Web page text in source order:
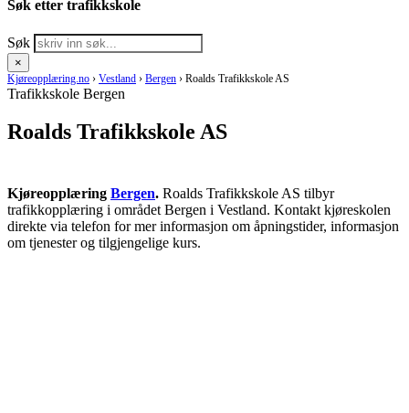
Søk etter trafikkskole
Søk
×
Kjøreopplæring.no › Vestland › Bergen › Roalds Trafikkskole AS
Trafikkskole Bergen
Roalds Trafikkskole AS
Kjøreopplæring Bergen. Roalds Trafikkskole AS tilbyr
trafikkopplæring i området Bergen i Vestland. Kontakt kjøreskolen
direkte via telefon for mer informasjon om åpningstider, informasjon
om tjenester og tilgjengelige kurs.